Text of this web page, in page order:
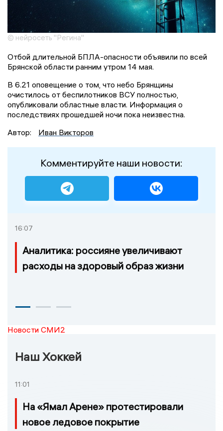
© нейросеть "Регина"
Отбой длительной БПЛА-опасности объявили по всей
Брянской области ранним утром 14 мая.
В 6.21 оповещение о том, что небо Брянщины
очистилось от беспилотников ВСУ полностью,
опубликовали областные власти. Информация о
последствиях прошедшей ночи пока неизвестна.
Автор:
Иван Викторов
Комментируйте наши новости:
16:07
Аналитика: россияне увеличивают
расходы на здоровый образ жизни
Новости СМИ2
Наш Хоккей
11:01
На «Ямал Арене» протестировали
новое ледовое покрытие